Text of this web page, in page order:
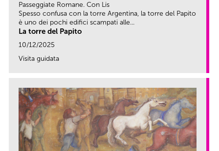
Passeggiate Romane. Con Lis
Spesso confusa con la torre Argentina, la torre del Papito
è uno dei pochi edifici scampati alle...
La torre del Papito
10/12/2025
Visita guidata